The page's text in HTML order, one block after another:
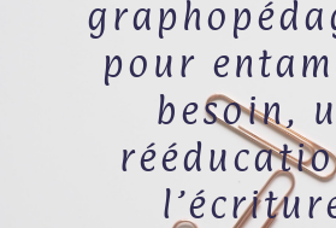
pour
besoin,